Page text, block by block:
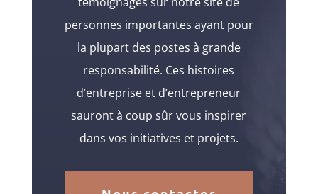
personnes importantes ayant pour
la plupart des postes à grande
responsabilité. Ces histoires
d’entreprise et d’entrepreneur
sauront à coup sûr vous inspirer
dans vos initiatives et projets.